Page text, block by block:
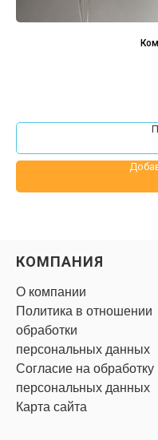
КОМПАНИЯ
О компании
Политика в отношении
обработки
персональных данных
Согласие на обработку
персональных данных
Карта сайта